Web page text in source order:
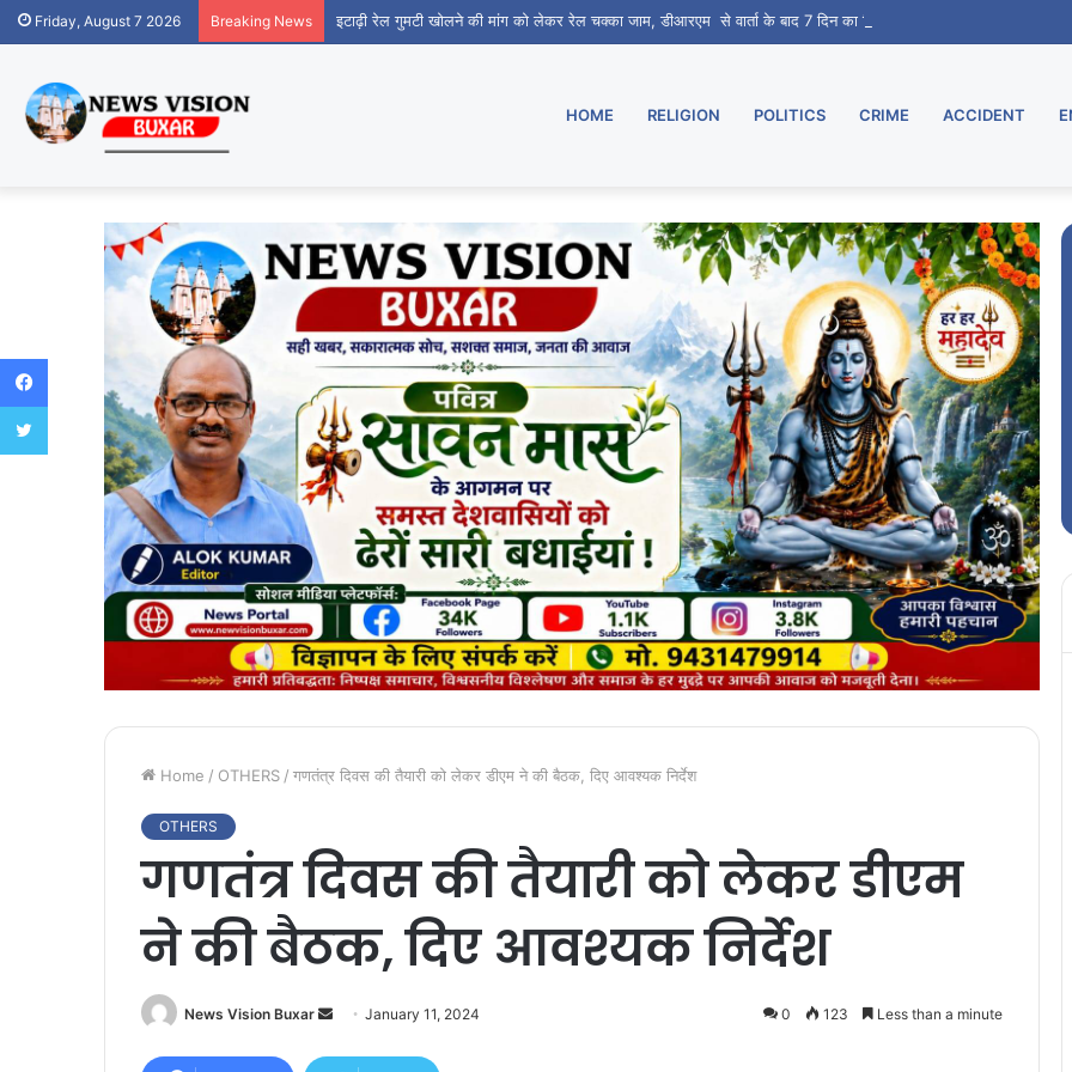
Friday, August 7 2026 Breaking News इटाढ़ी रेल गुमटी खोलने की मांग को लेकर रेल चक्का जाम, डीआरएम से वार्ता के बाद 7 दिन का मिला समय
HOME RELIGION POLITICS CRIME ACCIDENT
Home / OTHERS / गणतंत्र दिवस की तैयारी को लेकर डीएम ने की बैठक, दिए आवश्यक निर्देश
OTHERS
गणतंत्र दिवस की तैयारी को लेकर डीएम
ने की बैठक, दिए आवश्यक निर्देश
News Vision Buxar January 11, 2024 0 123 Less than a minute
Facebook